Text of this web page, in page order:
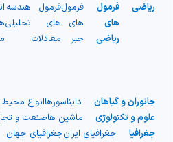
ریاضی
فرمول
های
ریاضی
فرمول
های
جبر
فرمول
های
معادلات
هندسه
تحلیلی
جانوران و گیاهان دایناسورهاانواع
علوم و تکنولوژی
ماشین هاصنعت و
جغرافیا
جغرافیای ایرانجغرافیای جهان